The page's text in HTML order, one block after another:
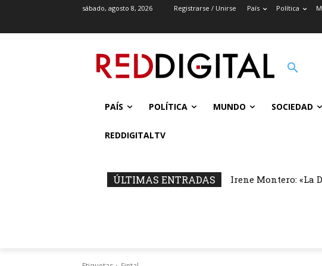
sábado, agosto 8, 2026 Registrarse / Unirse País Política
PAÍS POLÍTICA MUNDO SOCIEDAD
REDDIGITALTV
ÚLTIMAS ENTRADAS Irene Montero: «La